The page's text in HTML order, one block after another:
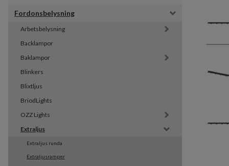
Fordonsbelysning
Arbetsbelysning
Backlampor
Baklampor
Blinkers
Blixtljus
BriodLights
OZZ Lights
Extraljus
Extraljus runda
Extraljusramper